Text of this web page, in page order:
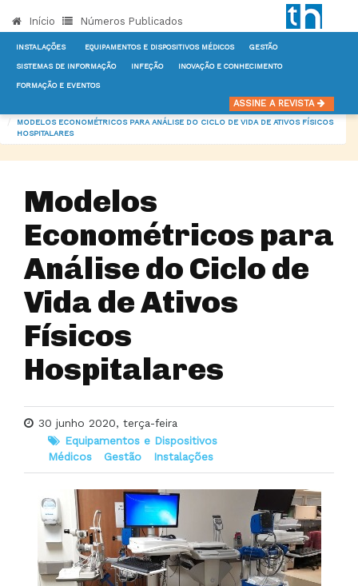
Início Números Publicados
INSTALAÇÕES EQUIPAMENTOS E DISPOSITIVOS MÉDICOS GESTÃO
SISTEMAS DE INFORMAÇÃO INFEÇÃO INOVAÇÃO E CONHECIMENTO
FORMAÇÃO E EVENTOS
ASSINE A REVISTA
EQUIPAMENTOS E DISPOSITIVOS MÉDICOS
MODELOS ECONOMÉTRICOS PARA ANÁLISE DO CICLO DE VIDA DE ATIVOS FÍSICOS
HOSPITALARES
Modelos
Econométricos para
Análise do Ciclo de
Vida de Ativos
Físicos
Hospitalares
30 junho 2020, terça-feira
Equipamentos e Dispositivos
Médicos
Gestão Instalações